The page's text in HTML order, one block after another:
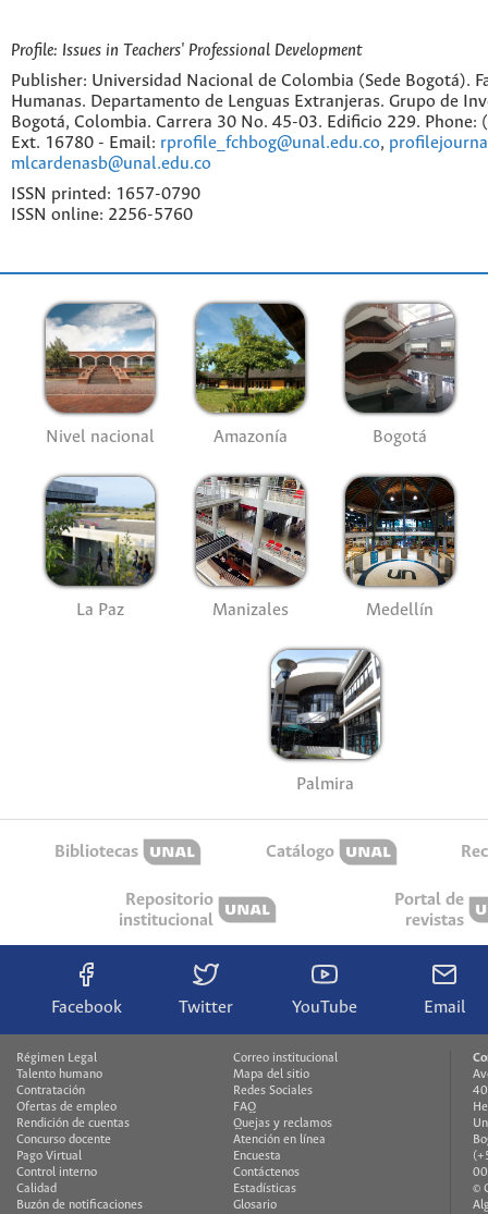
Profile: Issues in Teachers' Professional Development
Publisher: Universidad Nacional de Colombia (Sede Bogotá).
Humanas. Departamento de Lenguas Extranjeras. Grupo de
Bogotá, Colombia. Carrera 30 No. 45-03. Edificio 229. Phone:
Ext. 16780 - Email: rprofile_fchbog@unal.edu.co,
mlcardenasb@unal.edu.co
ISSN printed: 1657-0790
ISSN online: 2256-5760
Nivel nacional Amazonía Bogotá
La Paz Manizales Medellín
Palmira
Bibliotecas Catálogo
Repositorio
institucional
Portal de
revistas
Facebook Twitter YouTube Email
Régimen Legal
Talento humano
Contratación
Ofertas de empleo
Rendición de cuentas
Concurso docente
Pago Virtual
Control interno
Calidad
Buzón de notificaciones
Correo institucional
Mapa del sitio
Redes Sociales
FAQ
Quejas y reclamos
Atención en línea
Encuesta
Contáctenos
Estadísticas
Glosario
©